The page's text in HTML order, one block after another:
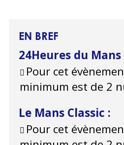
EN BREF
24Heures du Mans
Pour cet
minimum est de 2
Le Mans Classic :
Pour cet